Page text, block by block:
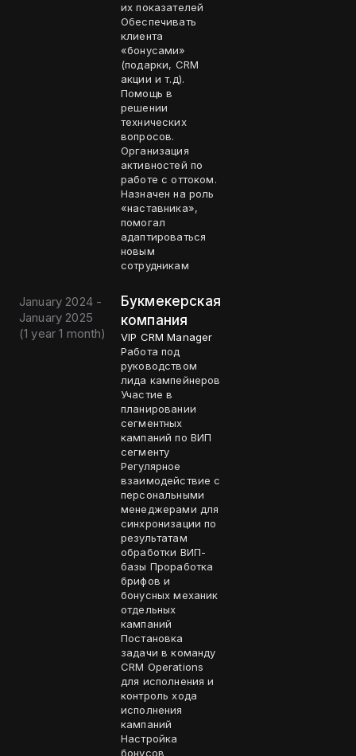
их показателей
Обеспечивать
клиента
«бонусами»
(подарки, CRM
акции и т.д).
Помощь в
решении
технических
вопросов.
Организация
активностей по
работе с оттоком.
Назначен на роль
«наставника»,
помогал
адаптироваться
новым
сотрудникам
January 2024 -
January 2025
(1 year 1 month)
Букмекерская
компания
VIP CRM Manager
Работа под
руководством
лида кампейнеров
Участие в
планировании
сегментных
кампаний по ВИП
сегменту
Регулярное
взаимодействие с
персональными
менеджерами для
синхронизации по
результатам
обработки ВИП-
базы Проработка
брифов и
бонусных механик
отдельных
кампаний
Постановка
задачи в команду
CRM Operations
для исполнения и
контроль хода
исполнения
кампаний
Настройка
бонусов